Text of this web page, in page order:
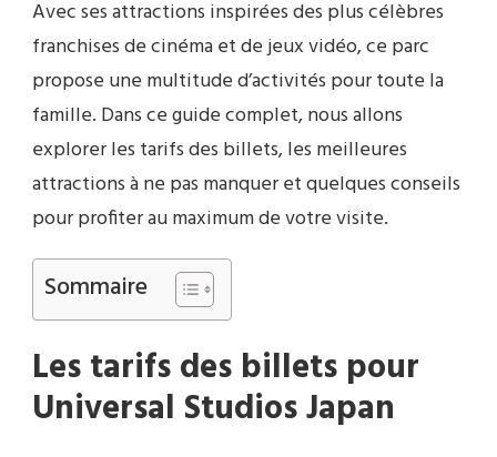
Avec ses attractions inspirées des plus célèbres
franchises de cinéma et de jeux vidéo, ce parc
propose une multitude d’activités pour toute la
famille. Dans ce guide complet, nous allons
explorer les tarifs des billets, les meilleures
attractions à ne pas manquer et quelques conseils
pour profiter au maximum de votre visite.
Sommaire
Les tarifs des billets pour
Universal Studios Japan